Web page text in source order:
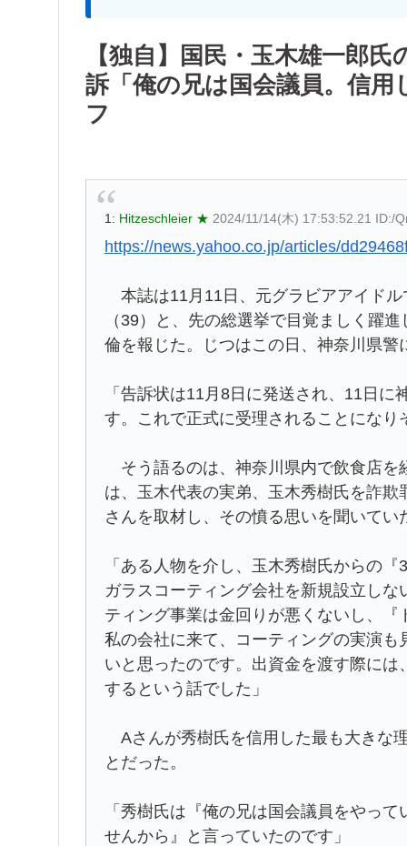
【独自】国民・玉木雄一郎
訴「俺の兄は国会議員。信
フ
1: Hitzeschleier ★ 2024/11/14(木) 17:53:52.21 ID:/
https://news.yahoo.co.jp/articles/
本誌は11月11日、元グラビアアイド
（39）と、先の総選挙で目覚ましく躍
倫を報じた。じつはこの日、神奈川県
「告訴状は11月8日に発送され、11日
す。これで正式に受理されることになり
そう語るのは、神奈川県内で飲食店を
は、玉木代表の実弟、玉木秀樹氏を詐
さんを取材し、その憤る思いを聞いてい
「ある人物を介し、玉木秀樹氏からの
ガラスコーティング会社を新規設立し
ティング事業は金回りが悪くないし、
私の会社に来て、コーティングの実演
いと思ったのです。出資金を渡す際に
するという話でした」
Aさんが秀樹氏を信用した最も大きな
とだった。
「秀樹氏は『俺の兄は国会議員をやっ
せんから』と言っていたのです」